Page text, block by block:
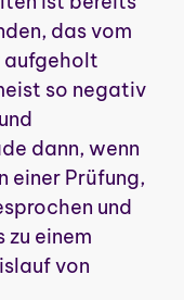
das vom
aufgeholt
so negativ
dann, wenn
einer Prüfung,
und
einem
von